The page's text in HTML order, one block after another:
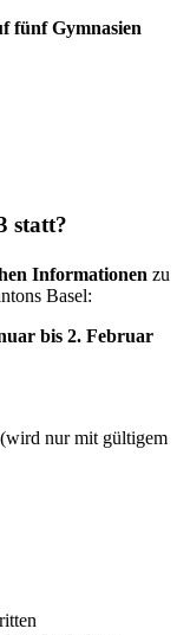
fünf Gymnasien
statt?
Informationen zu
Basel:
bis 2. Februar
nur mit gültigem